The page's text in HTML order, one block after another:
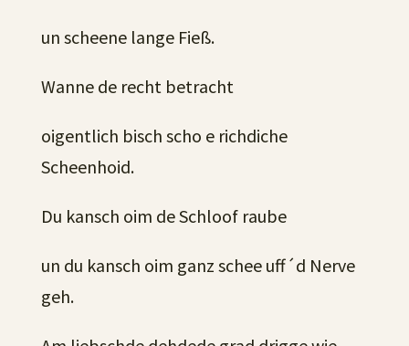
un scheene lange Fieß.
Wanne de recht betracht
oigentlich bisch scho e richdiche
Scheenhoid.
Du kansch oim de Schloof raube
un du kansch oim ganz schee uff´d Nerve
geh.